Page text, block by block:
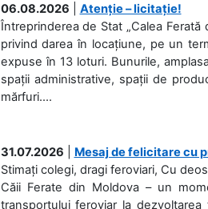
06.08.2026
Atenție – licitație!
Întreprinderea de Stat „Calea
privind darea în locațiune, pe un
expuse în 13 loturi. Bunurile,
spații administrative, spații de
mărfuri....
31.07.2026
Mesaj de felicitare cu
Stimați colegi, dragi feroviari, Cu
Căii Ferate din Moldova – un
transportului feroviar la